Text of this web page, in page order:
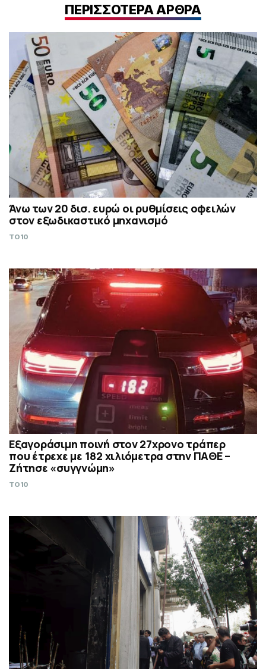
ΠΕΡΙΣΣΟΤΕΡΑ ΑΡΘΡΑ
Άνω των 20 δισ. ευρώ οι ρυθμίσεις οφειλών
στον εξωδικαστικό μηχανισμό
TO10
Εξαγοράσιμη ποινή στον 27χρονο τράπερ
που έτρεχε με 182 χιλιόμετρα στην ΠΑΘΕ –
Ζήτησε «συγγνώμη»
TO10